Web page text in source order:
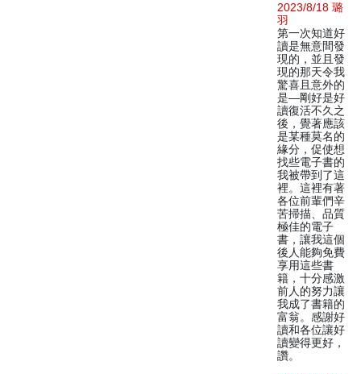
2023/8/18 璐
羽
第一次知道好
讀是無意間發
現的，並且發
現的那天令我
驚喜且意外的
是—剛好是好
讀復活不久之
後，覺著應該
是某種莫名的
緣分，促使想
找些電子書的
我被帶到了這
裡。這裡有著
各位前輩們辛
苦掃描、品質
極佳的電子
書，讓我這個
後人能夠免費
享用這些書
籍，十分感激
前人的努力讓
我成了書籍的
富翁。感謝好
讀和各位讓好
讀變得更好，
讚。